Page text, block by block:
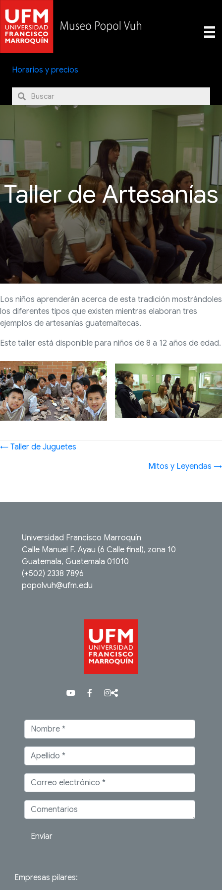
Horarios y precios
Taller de Artesanías
Los niños aprenderán acerca de esta tradición mostrándoles
los diferentes tipos que existen mientras elaboran tres
ejemplos de artesanías guatemaltecas.
Este taller está disponible para niños de 8 a 12 años de edad.
Posts
← Taller de Juguetes
Mitos y Leyendas →
Universidad Francisco Marroquín
Calle Manuel F. Ayau (6 Calle final), zona 10
Guatemala, Guatemala 01010
(+502) 2338 7896
popolvuh@ufm.edu
Enviar
Empresas pilares: